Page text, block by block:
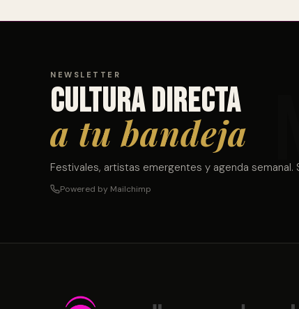
NEWSLETTER
Cultura directa
a tu bandeja
Festivales, artistas emergentes y agenda semanal.
Powered by Mailchimp